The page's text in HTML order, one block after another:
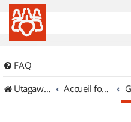
FAQ
UtagawaVTT (Randos VTT et VTTAE avec traces GPS)
Accueil forum